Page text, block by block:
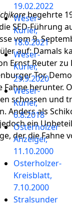
begehrte
SED-Führung
vom 9.
auf: Damals
Ernst Reuter zu
Tor.
Fahne herunter.
schossen und
Anders als
ein
der die Fahne
19.02.2022
Weser-
Kurier,
18.6.2021
Weser-
Kurier,
29.9.2020
Weser-
Kurier,
6.8.2018
Osterholzer
Anzeiger,
11.10.2000
Osterholzer-
Kreisblatt,
7.10.2000
Stralsunder